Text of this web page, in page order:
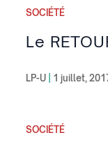
SOCIÉTÉ
Le
LP-U 1 juillet,
SOCIÉTÉ